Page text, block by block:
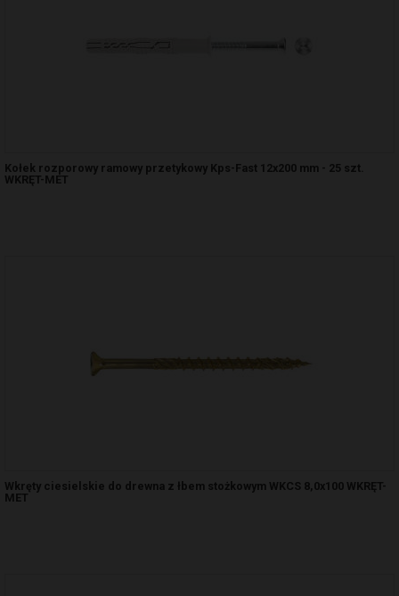
Kołek rozporowy ramowy przetykowy Kps-Fast 12x200 mm - 25 szt.
WKRĘT-MET
Wkręty ciesielskie do drewna z łbem stożkowym WKCS 8,0x100 WKRĘT-
MET